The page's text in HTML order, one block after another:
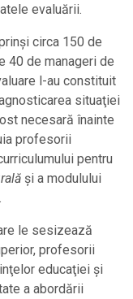
evaluării.
circa 150 de
40 de manageri de
l-au constituit
situaţiei
necesară înainte
profesorii
pentru
şi a modulului
le sesizează
profesorii
educaţiei şi
a abordării